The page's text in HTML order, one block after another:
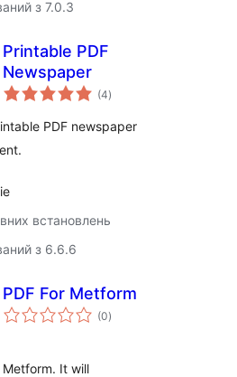
з 7.0.3
Printable PDF
Newspaper
(4загальний
рейтинг
)
PDF newspaper
встановлень
з 6.6.6
PDF For Metform
(0загальний
рейтинг
)
Metform. It will